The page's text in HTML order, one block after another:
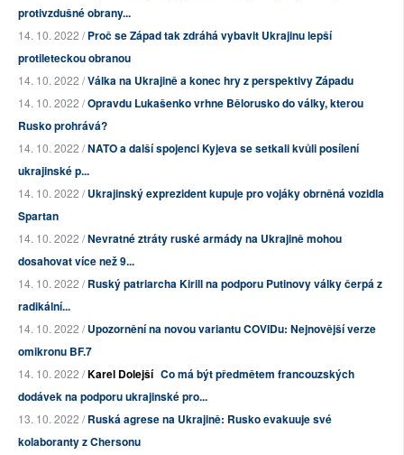
protivzdušné obrany...
14. 10. 2022 /Proč se Západ tak zdráhá vybavit Ukrajinu lepší
protileteckou obranou
14. 10. 2022 /Válka na Ukrajině a konec hry z perspektivy Západu
14. 10. 2022 /Opravdu Lukašenko vrhne Bělorusko do války, kterou
Rusko prohrává?
14. 10. 2022 /NATO a další spojenci Kyjeva se setkali kvůli posílení
ukrajinské p...
14. 10. 2022 /Ukrajinský exprezident kupuje pro vojáky obrněná vozidla
Spartan
14. 10. 2022 /Nevratné ztráty ruské armády na Ukrajině mohou
dosahovat více než 9...
14. 10. 2022 /Ruský patriarcha Kirill na podporu Putinovy války čerpá z
radikální...
14. 10. 2022 /Upozornění na novou variantu COVIDu: Nejnovější verze
omikronu BF.7
14. 10. 2022 /Karel Dolejší Co má být předmětem francouzských
dodávek na podporu ukrajinské pro...
13. 10. 2022 /Ruská agrese na Ukrajině: Rusko evakuuje své
kolaboranty z Chersonu